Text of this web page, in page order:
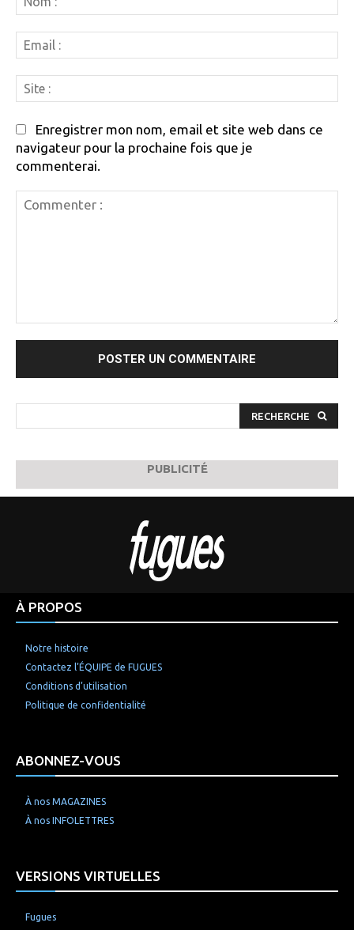
:
:
:
Enregistrer mon nom, email et site web dans ce
navigateur pour la prochaine fois que je
commenterai.
RECHERCHE
PUBLICITÉ
À PROPOS
Notre histoire
Contactez l’ÉQUIPE de FUGUES
Conditions d’utilisation
Politique de confidentialité
ABONNEZ-VOUS
À nos MAGAZINES
À nos INFOLETTRES
VERSIONS VIRTUELLES
Fugues